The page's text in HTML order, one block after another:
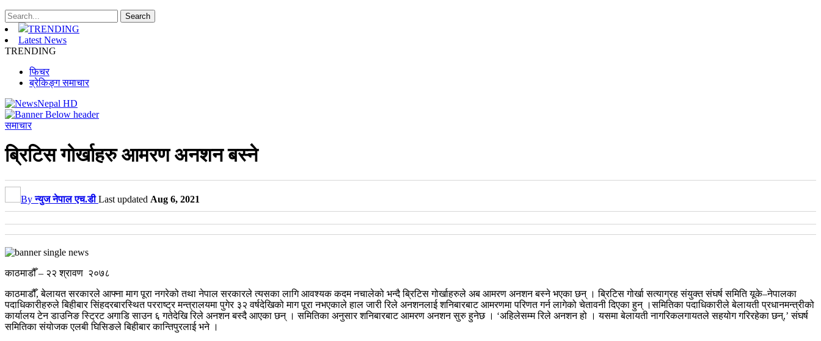
TRENDING
Latest News
TRENDING
फिचर
ब्रेकिङ्ग समाचार
समाचार
ब्रिटिस गोर्खाहरु आमरण अनशन बस्ने
Byन्युज नेपाल एच.डी Last updated Aug 6, 2021
काठमाडौँ – २२ श्रावण २०७८
काठमाडौँ, बेलायत सरकारले आफ्ना माग पूरा नगरेको तथा नेपाल सरकारले त्यसका लागि आवश्यक कदम नचालेको भन्दै ब्रिटिस गोर्खाहरुले अब आमरण अनशन बस्ने भएका छन् । ब्रिटिस गोर्खा सत्याग्रह संयुक्त संघर्ष समिति यूके–नेपालका
पदाधिकारीहरुले बिहीबार सिंहदरबारस्थित परराष्ट्र मन्त्रालयमा पुगेर ३२ वर्षदेखिको माग पूरा नभएकाले हाल जारी रिले अनशनलाई शनिबारबाट आमरणमा परिणत गर्न लागेको चेतावनी दिएका हुन् ।समितिका पदाधिकारीले बेलायती प्रधानमन्त्रीको
कार्यालय टेन डाउनिङ स्ट्रिट अगाडि साउन ६ गतेदेखि रिले अनशन बस्दै आएका छन् । समितिका अनुसार शनिबारबाट आमरण अनशन सुरु हुनेछ । ‘अहिलेसम्म रिले अनशन हो । यसमा बेलायती नागरिकलगायतले सहयोग गरिरहेका छन्,’ संघर्ष
समितिका संयोजक एलबी घिसिङले बिहीबार कान्तिपुरलाई भने ।